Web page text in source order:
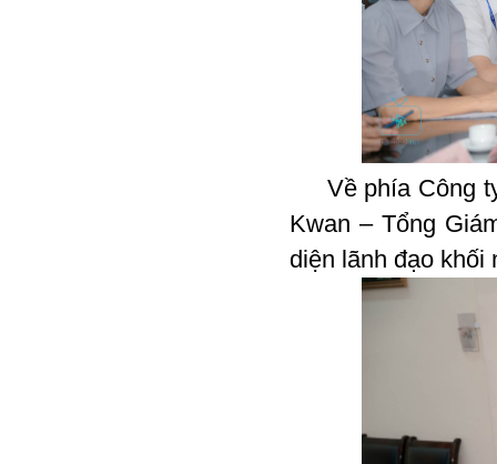
Về phía Công ty
Kwan – Tổng
diện lãnh đạo khối